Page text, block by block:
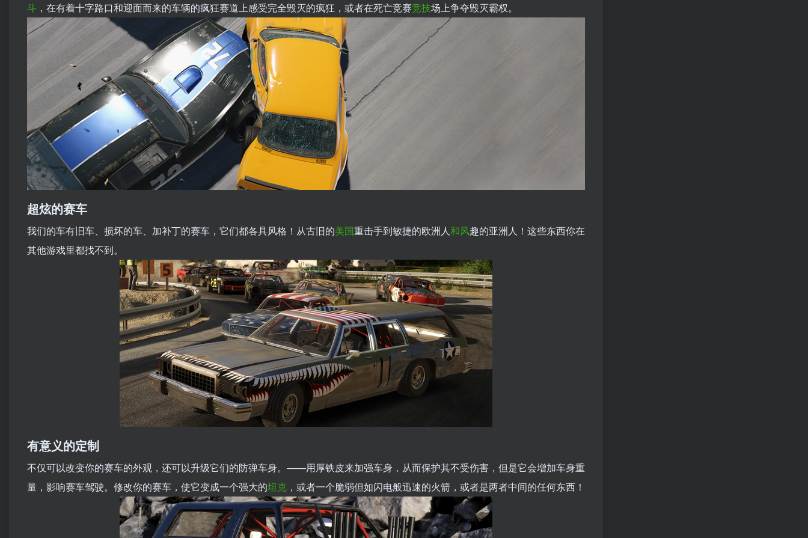
斗 ，在有着十字路口和迎面而来的车辆的疯狂赛道上感受完全毁灭的疯狂，或者在死亡竞赛竞技场上争夺毁灭霸权。
超炫的赛车
我们的车有旧车、损坏的车、加补丁的赛车，它们都各具风格！从古旧的美国重击手到敏捷的欧洲人和风趣的亚洲人！这些东西你在
其他游戏里都找不到。
有意义的定制
不仅可以改变你的赛车的外观，还可以升级它们的防弹车身。——用厚铁皮来加强车身，从而保护其不受伤害，但是它会增加车身重
量，影响赛车驾驶。修改你的赛车，使它变成一个强大的坦克 ，或者一个脆弱但如闪电般迅速的火箭，或者是两者中间的任何东西！